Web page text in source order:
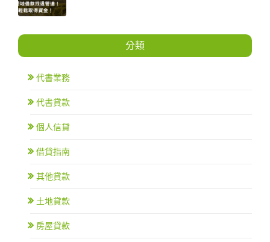
分類
代書業務
代書貸款
個人信貸
借貸指南
其他貸款
土地貸款
房屋貸款